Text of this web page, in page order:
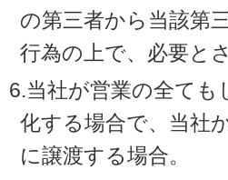
の第三者から当該第
行為の上で、必要と
6.当社が営業の全て
化する場合で、当社
に譲渡する場合。